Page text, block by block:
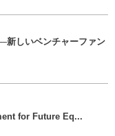
しいベンチャーファン
for Future Eq...